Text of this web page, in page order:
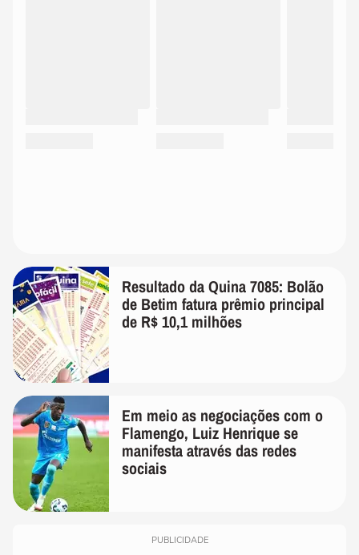
Resultado da Quina 7085: Bolão
de Betim fatura prêmio principal
de R$ 10,1 milhões
Em meio as negociações com o
Flamengo, Luiz Henrique se
manifesta através das redes
sociais
PUBLICIDADE